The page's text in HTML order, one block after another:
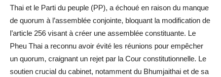
Thai et le Parti du peuple (PP), a échoué en raison du manque
de quorum à l’assemblée conjointe, bloquant la modification de
l’article 256 visant à créer une assemblée constituante. Le
Pheu Thai a reconnu avoir évité les réunions pour empêcher
un quorum, craignant un rejet par la Cour constitutionnelle. Le
soutien crucial du cabinet, notamment du Bhumjaithai et de sa